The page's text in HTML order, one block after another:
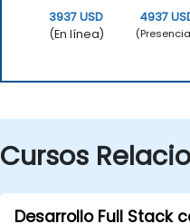
3937 USD
(En línea)
4937
Cursos
Desarrollo Full Stack